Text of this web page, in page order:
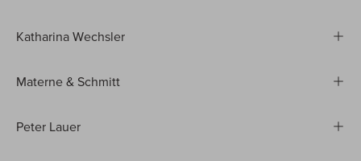
Katharina Wechsler
Materne & Schmitt
Peter Lauer